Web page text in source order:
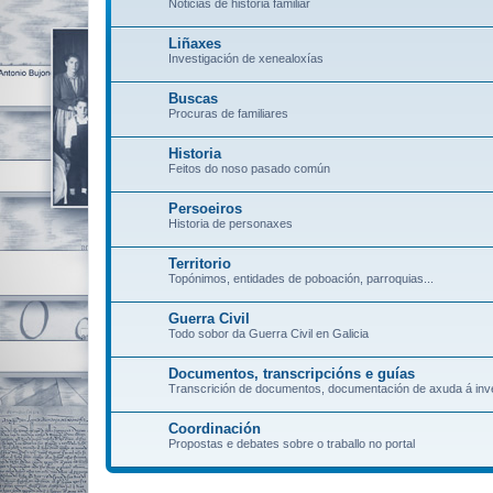
Noticias de historia familiar
Liñaxes
Investigación de xenealoxías
Buscas
Procuras de familiares
Historia
Feitos do noso pasado común
Persoeiros
Historia de personaxes
Territorio
Topónimos, entidades de poboación, parroquias...
Guerra Civil
Todo sobor da Guerra Civil en Galicia
Documentos, transcripcións e guías
Transcrición de documentos, documentación de axuda á
Coordinación
Propostas e debates sobre o traballo no portal